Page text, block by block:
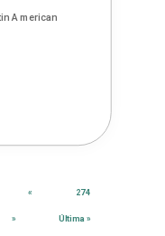
American
« 274
» Última »